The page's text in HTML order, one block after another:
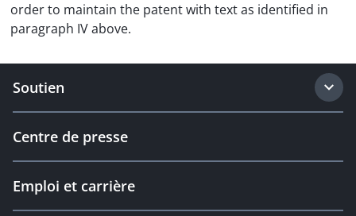
order to maintain the patent with text as identified in
paragraph IV above.
Soutien
Centre de presse
Emploi et carrière